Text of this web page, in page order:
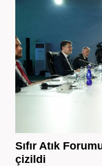
Sıfır Atık
çizildi